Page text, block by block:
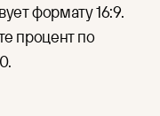
формату 16:9.
процент по